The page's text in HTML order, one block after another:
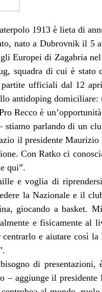
1913 è lieta di
nato a Dubrovnik il 5
Europei di Zagabria
squadra di cui è stato
ufficiali dal 12
antidoping domiciliare:
Recco è
stiamo parlando di un
il presidente
Con Ratko ci
qui”.
e voglia di
la Nazionale e il
giocando a basket.
e fisicamente
centrarlo e aiutare così
di
– aggiunge il